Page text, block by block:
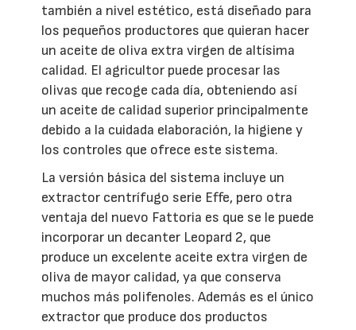
también a nivel estético, está diseñado para
los pequeños productores que quieran hacer
un aceite de oliva extra virgen de altísima
calidad. El agricultor puede procesar las
olivas que recoge cada día, obteniendo así
un aceite de calidad superior principalmente
debido a la cuidada elaboración, la higiene y
los controles que ofrece este sistema.
La versión básica del sistema incluye un
extractor centrífugo serie Effe, pero otra
ventaja del nuevo Fattoria es que se le puede
incorporar un decanter Leopard 2, que
produce un excelente aceite extra virgen de
oliva de mayor calidad, ya que conserva
muchos más polifenoles. Además es el único
extractor que produce dos productos